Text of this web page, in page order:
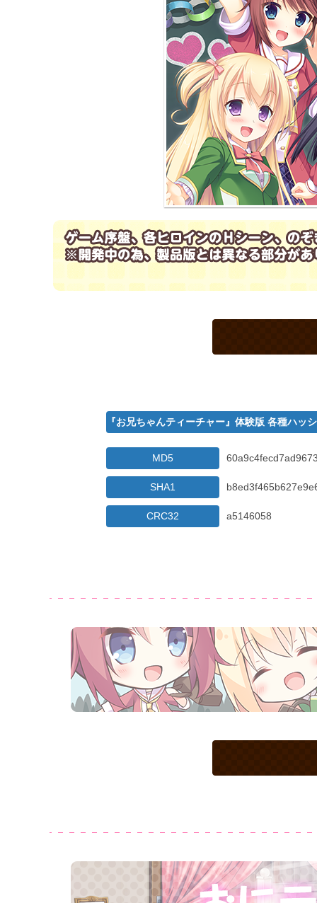
『お兄ちゃんティーチャー』体験版 各種ハッ
MD5
SHA1
CRC32 a5146058